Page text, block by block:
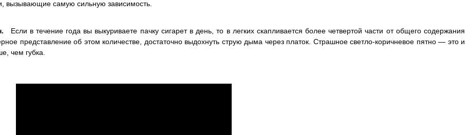
вызывающие самую сильную зависимость.
Если в течение года вы выкуриваете пачку сигарет в день, то в легких скапливается более четвертой части от общего содержания
представление об этом количестве, достаточно выдохнуть струю дыма через платок. Страшное светло-коричневое пятно — это и
чем губка.